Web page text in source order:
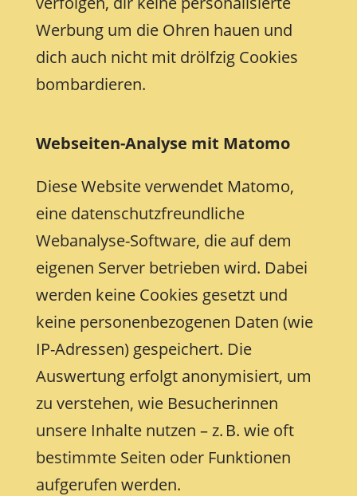
Werbung um die Ohren hauen und
dich auch nicht mit drölfzig Cookies
bombardieren.
Webseiten-Analyse mit Matomo
Diese Website verwendet Matomo,
eine datenschutzfreundliche
Webanalyse-Software, die auf dem
eigenen Server betrieben wird. Dabei
werden keine Cookies gesetzt und
keine personenbezogenen Daten (wie
IP-Adressen) gespeichert. Die
Auswertung erfolgt anonymisiert, um
zu verstehen, wie Besucherinnen
unsere Inhalte nutzen – z. B. wie oft
bestimmte Seiten oder Funktionen
aufgerufen werden.